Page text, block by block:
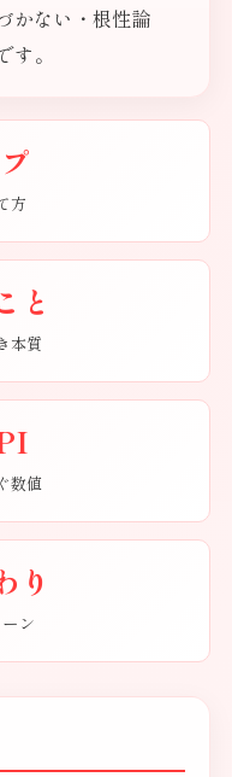
かない・根性論
。
方
と
本質
数値
り
ン